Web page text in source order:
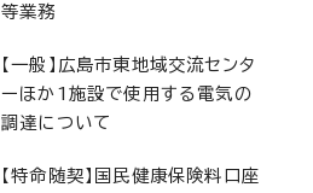
等業務
【一般】広島市東地域交流センタ
ーほか1施設で使用する電気の
調達について
【特命随契】国民健康保険料口座